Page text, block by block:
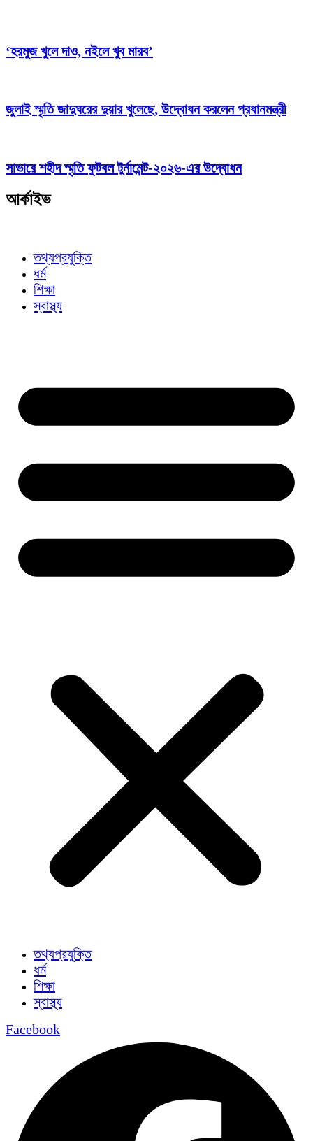
‘হরমুজ খুলে দাও, নইলে খুব মারব’
জুলাই স্মৃতি জাদুঘরের দুয়ার খুলেছে, উদ্বোধন করলেন প্রধানমন্ত্রী
সাভারে শহীদ স্মৃতি ফুটবল টুর্নামেন্ট-২০২৬-এর উদ্বোধন
আর্কাইভ
তথ্যপ্রযুক্তি
ধর্ম
শিক্ষা
স্বাস্থ্য
তথ্যপ্রযুক্তি
ধর্ম
শিক্ষা
স্বাস্থ্য
Facebook